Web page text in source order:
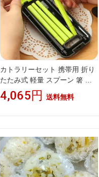
カトラリーセット 携帯用 折り
たたみ式 軽量 スプーン 箸 フ
ォーク 3点セット 旅行 キャン
プ アウトドア ソロキャンプ ラ
4,065円 送料無料